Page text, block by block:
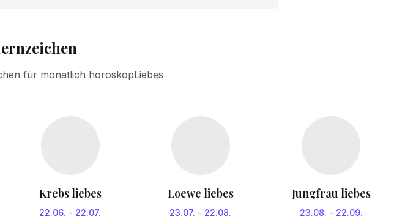
für monatlich horoskopLiebes
Krebs liebes
22.06. - 22.07.
Loewe liebes
23.07. - 22.08.
Jungfrau liebes
23.08. - 22.09.